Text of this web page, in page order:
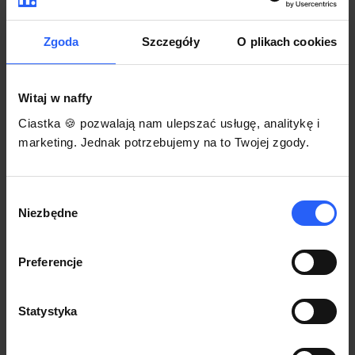
Zgoda Szczegóły O plikach cookies
Witaj w naffy
Ciastka 🍪 pozwalają nam ulepszać usługę, analitykę i
marketing. Jednak potrzebujemy na to Twojej zgody.
zgody
Niezbędne
Preferencje
Statystyka
Korzystaj na dowolnym urządzeniu z
przeglądarką Chrome
Włącz czasową promocję
3
Każdy produkt w naffy ma swój indywidualny link.
gdzie się nim podzielisz z odbiorcami.